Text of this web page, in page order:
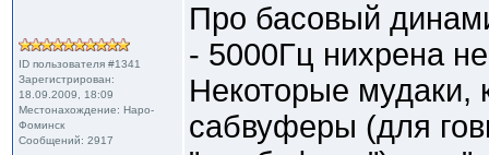
ID пользователя #1341
Зарегистрирован:
18.09.2009, 18:09
Местонахождение: Наро-
Фоминск
Сообщений: 2917
Про басовый
- 5000Гц нихрена
Некоторые мудаки,
сабвуферы (для